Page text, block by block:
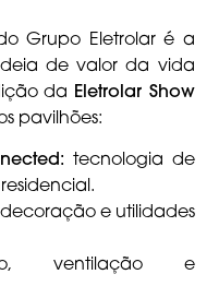
Grupo Eletrolar é a
de valor da vida
da Eletrolar Show
pavilhões:
tecnologia de
e utilidades
ventilação e